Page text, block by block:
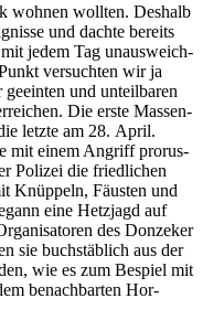
wohnen wollten. Deshalb
und dachte bereits
jedem Tag unaus­weich­
ver­such­ten wir ja
und unteil­ba­ren
Die erste Mas­sen­
letzte am 28. April.
mit einem Angriff pro­rus­
Polizei die fried­li­chen
Knüp­peln, Fäusten und
eine Hetz­jagd auf
des Don­ze­ker
sie buch­stäb­lich aus der
wie es zum Bespiel mit
benach­bar­ten Hor­